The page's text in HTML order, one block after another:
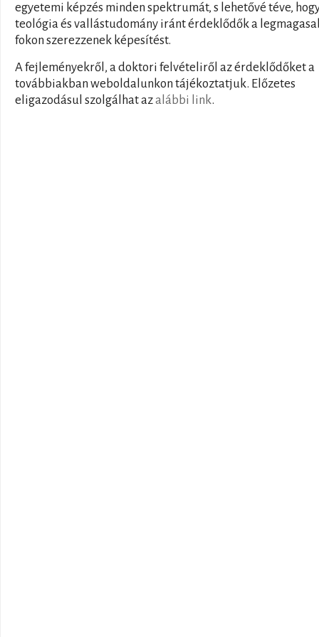
egyetemi képzés minden spektrumát, s lehetővé téve,
teológia és vallástudomány iránt érdeklődők a
fokon szerezzenek képesítést.
A fejleményekről, a doktori felvételiről az érdeklődőket a
továbbiakban weboldalunkon tájékoztatjuk. Előzetes
eligazodásul szolgálhat azalábbi link.